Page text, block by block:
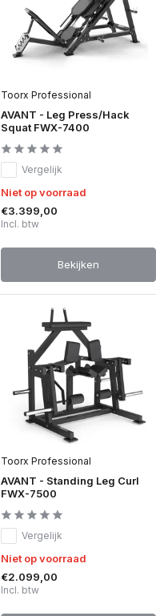
Toorx Professional
AVANT - Leg Press/Hack
Squat FWX-7400
Vergelijk
Niet op voorraad
€3.399,00
Incl. btw
Bekijken
Toorx Professional
AVANT - Standing Leg Curl
FWX-7500
Vergelijk
Niet op voorraad
€2.099,00
Incl. btw